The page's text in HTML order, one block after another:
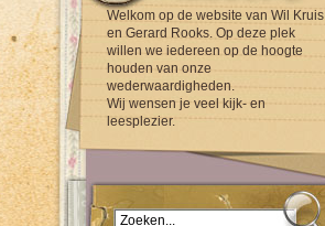
Welkom op de website van Wil Kruis
en Gerard Rooks. Op deze plek
willen we iedereen op de hoogte
houden van onze
wederwaardigheden.
Wij wensen je veel kijk- en
leesplezier.